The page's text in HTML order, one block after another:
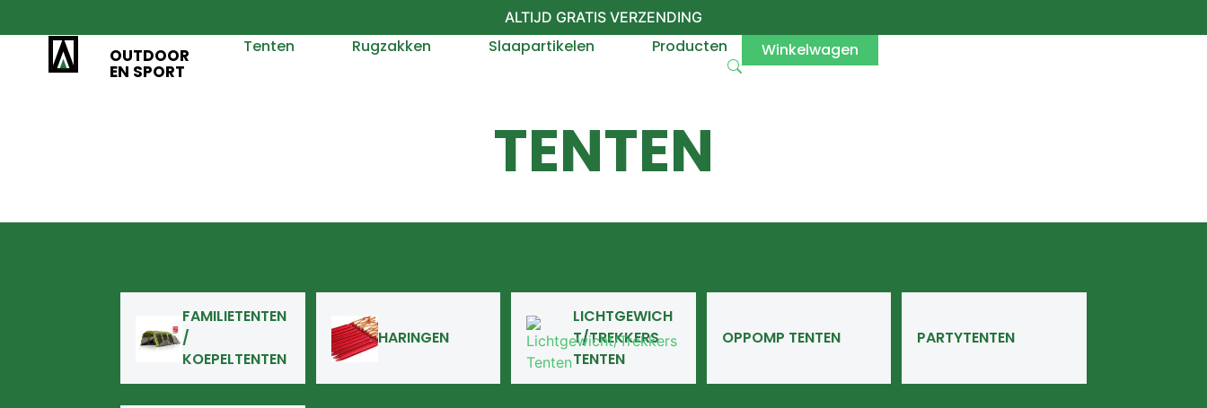
ALTIJD GRATIS VERZENDING
OUTDOOR
EN SPORT
Tenten Rugzakken Slaapartikelen Producten Winkelwagen
TENTEN
FAMILIETENTEN
/
KOEPELTENTEN
HARINGEN
LICHTGEWICH
T/TREKKERS
TENTEN
OPPOMP TENTEN PARTYTENTEN